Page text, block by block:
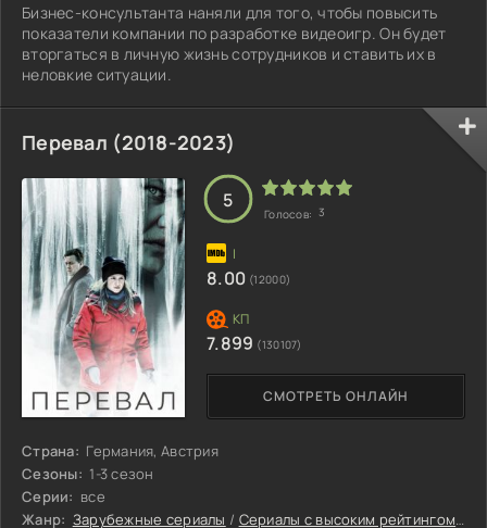
Бизнес-консультанта наняли для того, чтобы повысить
показатели компании по разработке видеоигр. Он будет
вторгаться в личную жизнь сотрудников и ставить их в
неловкие ситуации.
Перевал (2018-2023)
Страна: Германия, Австрия
Сезоны: 1-3 сезон
Серии: все
Жанр: Зарубежные сериалы / Сериалы с высоким рейтингом/
СМОТРЕТЬ ОНЛАЙН
5
Голосов: 3
8.00 (12000)
7.899 (130107)